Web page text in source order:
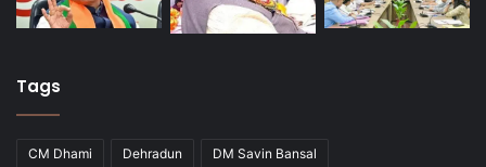
Tags
CM Dhami Dehradun DM Savin Bansal